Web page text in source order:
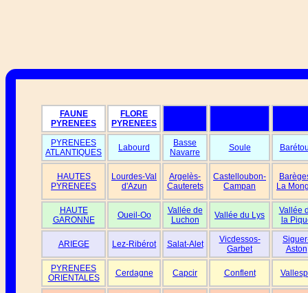
FAUNE
PYRENEES
FLORE
PYRENEES
PYRENEES
ATLANTIQUES
Labourd
Basse
Navarre
Soule
HAUTES
PYRENEES
Lourdes-Val
d'Azun
Argelès-
Cauterets
Castelloubon-
Campan
La
HAUTE
GARONNE
Oueil-Oo
Vallée de
Luchon
Vallée du Lys
Vallée
la
ARIEGE Lez-Ribérot Salat-Alet
Vicdessos-
Garbet
Aston
PYRENEES
ORIENTALES
Cerdagne Capcir Conflent